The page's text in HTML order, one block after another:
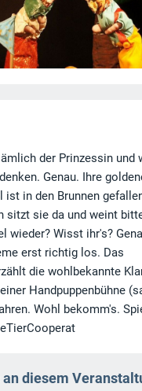
der Prinzessin und
Genau. Ihre
in den Brunnen
sitzt sie da und weint
wieder? Wisst ihr's?
erst richtig los. Das
die wohlbekannte
Handpuppenbühne
Wohl bekomm's.
diesem